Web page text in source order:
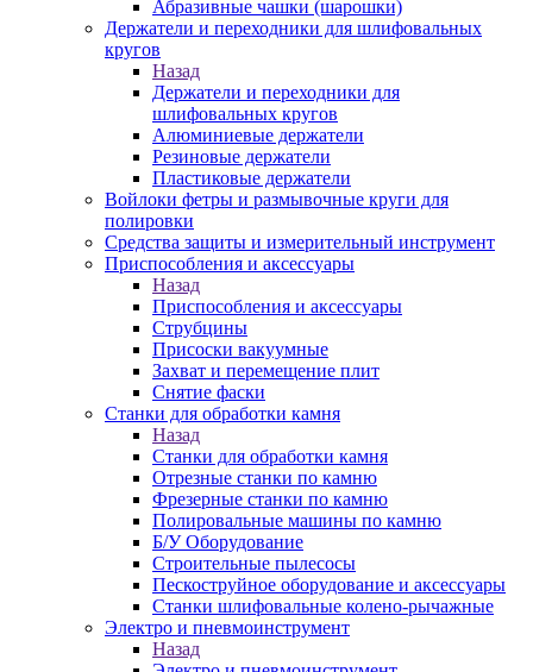
Абразивные чашки (шарошки)
Держатели и переходники для шлифовальных
кругов
Назад
Держатели и переходники для
шлифовальных кругов
Алюминиевые держатели
Резиновые держатели
Пластиковые держатели
Войлоки фетры и размывочные круги для
полировки
Средства защиты и измерительный инструмент
Приспособления и аксессуары
Назад
Приспособления и аксессуары
Струбцины
Присоски вакуумные
Захват и перемещение плит
Снятие фаски
Станки для обработки камня
Назад
Станки для обработки камня
Отрезные станки по камню
Фрезерные станки по камню
Полировальные машины по камню
Б/У Оборудование
Строительные пылесосы
Пескоструйное оборудование и аксессуары
Станки шлифовальные колено-рычажные
Электро и пневмоинструмент
Назад